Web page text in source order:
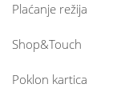
Plaćanje režija
Shop&Touch
Poklon kartica